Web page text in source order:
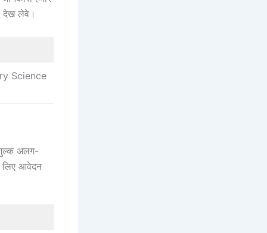
देख लेवे।
Science
अलग-
लिए आवेदन